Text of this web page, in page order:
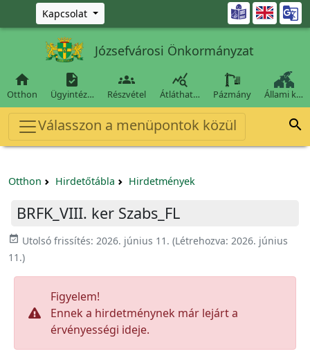
Ugrás a fő tartalomra
Kapcsolat 
Józsefvárosi Önkormányzat

Otthon

Ügyintéz…

Részvétel

Átláthat… Pázmány Állami k…
Válasszon a menüpontok közül 
Otthon Hirdetőtábla Hirdetmények
BRFK_VIII. ker Szabs_FL
event_available Utolsó frissítés: 2026. június 11. (Létrehozva: 2026. június
11.)
Figyelem!
Ennek a hirdetménynek már lejárt a
érvényességi ideje.